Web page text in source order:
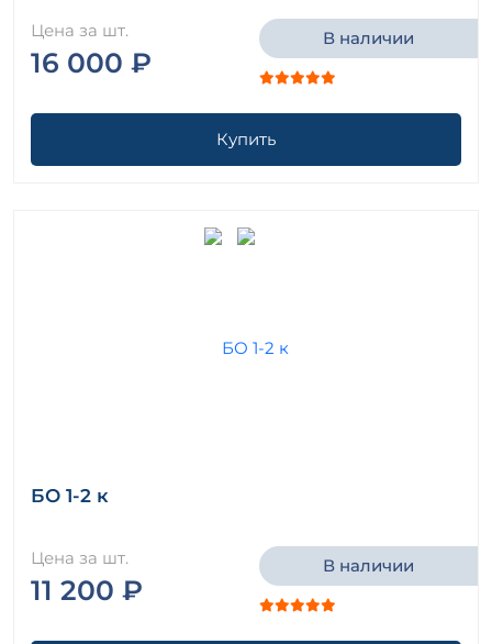
Цена за шт.
16 000 ₽
В наличии
Купить
БО 1-2 к
Цена за шт.
11 200 ₽
В наличии